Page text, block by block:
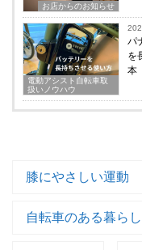
お店からのお知らせ
電動アシスト自転車取
扱いノウハウ
パ
を
本
膝にやさしい運動
自転車のある暮らし